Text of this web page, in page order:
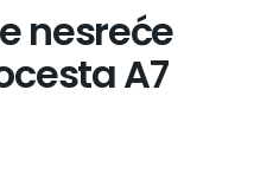
nesreće
A7